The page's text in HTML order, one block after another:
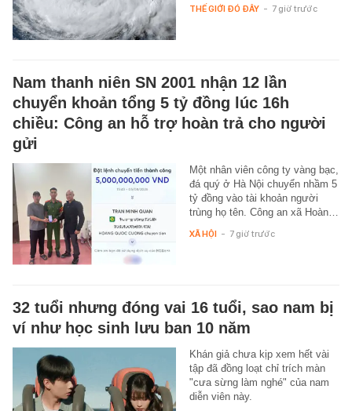
THẾ GIỚI ĐÓ ĐÂY - 7 giờ trước
Nam thanh niên SN 2001 nhận 12 lần
chuyển khoản tổng 5 tỷ đồng lúc 16h
chiều: Công an hỗ trợ hoàn trả cho người
gửi
Một nhân viên công ty vàng bạc,
đá quý ở Hà Nội chuyển nhầm 5
tỷ đồng vào tài khoản người
trùng họ tên. Công an xã Hoàn…
XÃ HỘI - 7 giờ trước
32 tuổi nhưng đóng vai 16 tuổi, sao nam bị
ví như học sinh lưu ban 10 năm
Khán giả chưa kịp xem hết vài
tập đã đồng loạt chỉ trích màn
"cưa sừng làm nghé" của nam
diễn viên này.